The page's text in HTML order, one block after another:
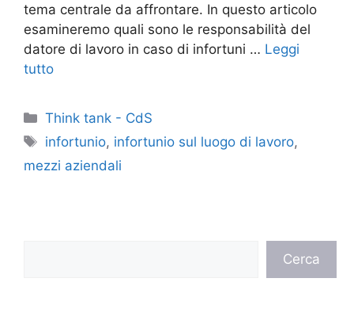
tema centrale da affrontare. In questo articolo
esamineremo quali sono le responsabilità del
datore di lavoro in caso di infortuni … Leggi
tutto
Categorie
Think tank - CdS
Tag
infortunio, infortunio sul luogo di lavoro,
mezzi aziendali
Cerca